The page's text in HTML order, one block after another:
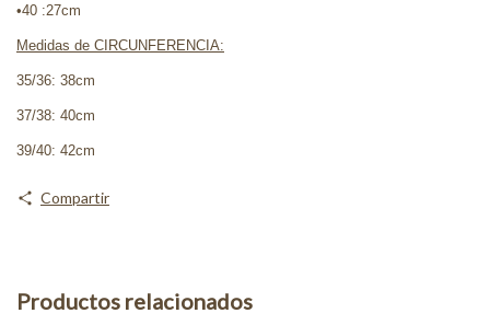
•40 :27cm
Medidas de CIRCUNFERENCIA:
35/36: 38cm
37/38: 40cm
39/40: 42cm
Compartir
Productos relacionados